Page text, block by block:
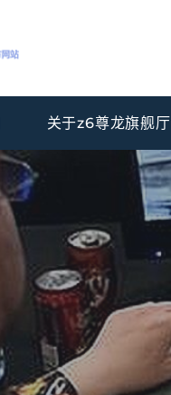
关于z6尊龙旗舰厅